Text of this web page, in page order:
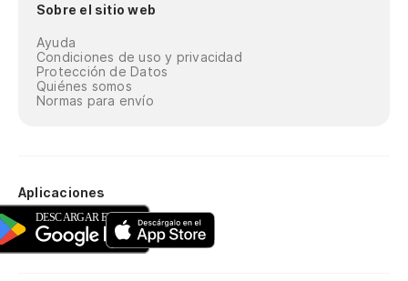
Sobre el sitio web
Ayuda
Condiciones de uso y privacidad
Protección de Datos
Quiénes somos
Normas para envío
Aplicaciones